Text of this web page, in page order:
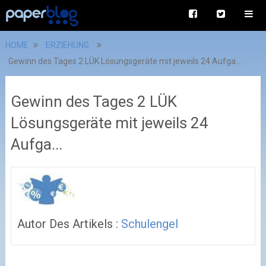
HOME
ERZIEHUNG
Gewinn des Tages 2 LÜK Lösungsgeräte mit jeweils 24 Aufga...
Gewinn des Tages 2 LÜK
Lösungsgeräte mit jeweils 24
Aufga...
Autor Des Artikels : Schulengel